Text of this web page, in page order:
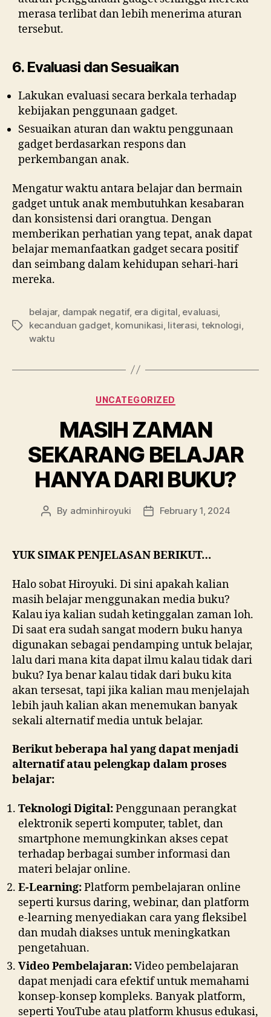
merasa terlibat dan lebih menerima aturan
tersebut.
6. Evaluasi dan Sesuaikan
Lakukan evaluasi secara berkala terhadap
kebijakan penggunaan gadget.
Sesuaikan aturan dan waktu penggunaan
gadget berdasarkan respons dan
perkembangan anak.
Mengatur waktu antara belajar dan bermain
gadget untuk anak membutuhkan kesabaran
dan konsistensi dari orangtua. Dengan
memberikan perhatian yang tepat, anak dapat
belajar memanfaatkan gadget secara positif
dan seimbang dalam kehidupan sehari-hari
mereka.
belajar, dampak negatif, era digital evaluasi
kecanduan gadget, komunikasi literasi teknologi
waktu
UNCATEGORIZED
MASIH ZAMAN
SEKARANG BELAJAR
HANYA DARI BUKU?
By adminhiroyuki February 1, 2024
YUK SIMAK PENJELASAN BERIKUT…
Halo sobat Hiroyuki. Di sini apakah kalian
masih belajar menggunakan media buku?
Kalau iya kalian sudah ketinggalan zaman loh.
Di saat era sudah sangat modern buku hanya
digunakan sebagai pendamping untuk belajar,
lalu dari mana kita dapat ilmu kalau tidak dari
buku? Iya benar kalau tidak dari buku kita
akan tersesat, tapi jika kalian mau menjelajah
lebih jauh kalian akan menemukan banyak
sekali alternatif media untuk belajar.
Berikut beberapa hal yang dapat menjadi
alternatif atau pelengkap dalam proses
belajar:
Teknologi Digital:Penggunaan perangkat
elektronik seperti komputer, tablet, dan
smartphone memungkinkan akses cepat
terhadap berbagai sumber informasi dan
materi belajar online.
E-Learning:Platform pembelajaran online
seperti kursus daring, webinar, dan platform
e-learning menyediakan cara yang fleksibel
dan mudah diakses untuk meningkatkan
pengetahuan.
Video Pembelajaran:Video pembelajaran
dapat menjadi cara efektif untuk memahami
konsep-konsep kompleks. Banyak platform,
seperti YouTube atau platform khusus edukasi,